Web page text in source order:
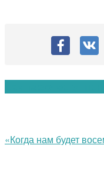
«Когда нам будет